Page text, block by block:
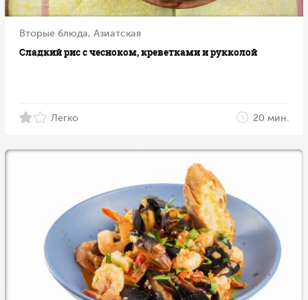
Вторые блюда, Азиатская
Сладкий рис с чесноком, креветками и рукколой
Легко 20 мин.